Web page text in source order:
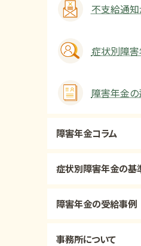
不支給通
症状別障
障害年金
障害年金コラム
症状別障害年金の基
障害年金の受給事例
事務所について